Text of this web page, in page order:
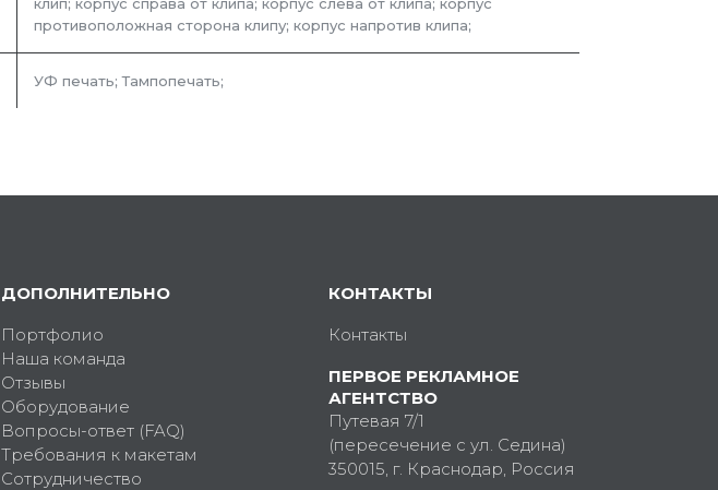
противоположная сторона клипу; корпус напротив клипа;
УФ печать; Тампопечать;
ДОПОЛНИТЕЛЬНО
Портфолио
Наша команда
Отзывы
Оборудование
Вопросы-ответ (FAQ)
Требования к макетам
Сотрудничество
КОНТАКТЫ
Контакты
ПЕРВОЕ РЕКЛАМНОЕ
АГЕНТСТВО
Путевая 7/1
(пересечение с ул. Седина)
350015, г. Краснодар, Россия